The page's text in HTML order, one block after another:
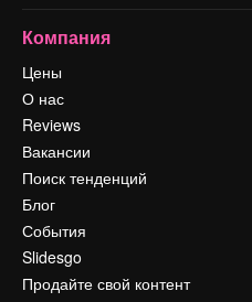
Компания
Цены
О нас
Reviews
Вакансии
Поиск тенденций
Блог
События
Slidesgo
Продайте свой контент